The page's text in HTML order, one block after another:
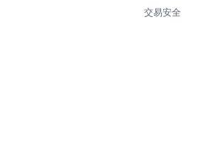
交易安全